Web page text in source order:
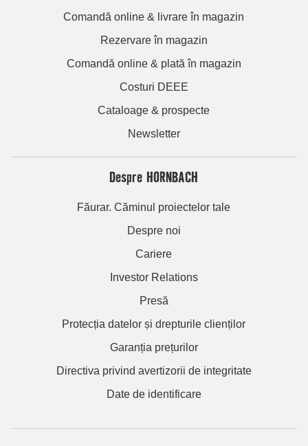
Comandă online & livrare în magazin
Rezervare în magazin
Comandă online & plată în magazin
Costuri DEEE
Cataloage & prospecte
Newsletter
Despre HORNBACH
Făurar. Căminul proiectelor tale
Despre noi
Cariere
Investor Relations
Presă
Protecția datelor și drepturile clienților
Garanția prețurilor
Directiva privind avertizorii de integritate
Date de identificare